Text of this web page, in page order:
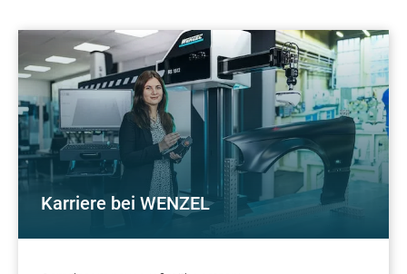
Karriere bei WENZEL